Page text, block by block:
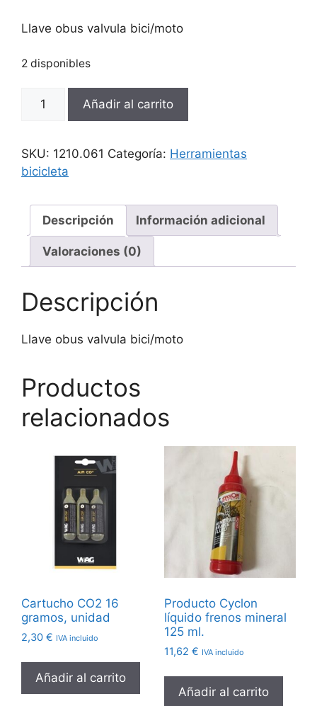
Llave obus valvula bici/moto
2 disponibles
Llave
bici/moto
cantidad
Añadir al carrito
SKU: 1210.061 Categoría: Herramientas
bicicleta
Descripción Información adicional
Valoraciones (0)
Descripción
Llave obus valvula bici/moto
Productos
relacionados
Cartucho CO2 16
gramos, unidad
2,30 € IVA incluido
Añadir al carrito
Producto Cyclon
líquido frenos mineral
125 ml.
11,62 € IVA incluido
Añadir al carrito